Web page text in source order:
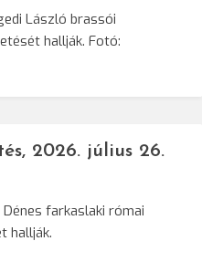
László brassói
hallják. Fotó:
2026. július 26.
farkaslaki római
hallják.